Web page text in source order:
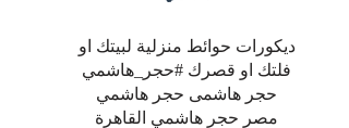
ديكورات حوائط منزلية لبيتك او
فلتك او قصرك #حجر_هاشمي
حجر هاشمى حجر هاشمي
مصر حجر هاشمي القاهرة